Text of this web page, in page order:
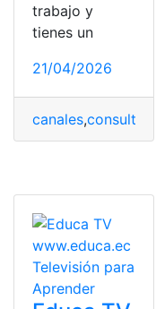
trabajo y
tienes un
21/04/2026
canales,consulta